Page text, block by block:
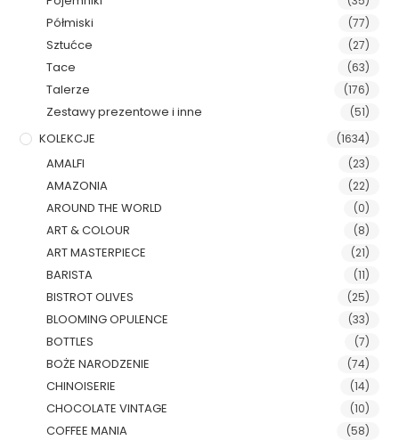
Półmiski (77)
Sztućce (27)
Tace (63)
Talerze (176)
Zestawy prezentowe i inne (51)
KOLEKCJE (1634)
AMALFI (23)
AMAZONIA (22)
AROUND THE WORLD (0)
ART & COLOUR (8)
ART MASTERPIECE (21)
BARISTA (11)
BISTROT OLIVES (25)
BLOOMING OPULENCE (33)
BOTTLES (7)
BOŻE NARODZENIE (74)
CHINOISERIE (14)
CHOCOLATE VINTAGE (10)
COFFEE MANIA (58)